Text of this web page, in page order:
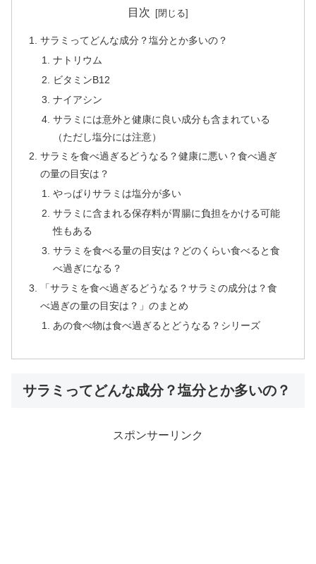
目次
サラミってどんな成分？塩分とか多いの？
ナトリウム
ビタミンB12
ナイアシン
サラミには意外と健康に良い成分も含まれている
（ただし塩分には注意）
サラミを食べ過ぎるどうなる？健康に悪い？食べ過ぎ
の量の目安は？
やっぱりサラミは塩分が多い
サラミに含まれる保存料が胃腸に負担をかける可能
性もある
サラミを食べる量の目安は？どのくらい食べると食
べ過ぎになる？
「サラミを食べ過ぎるどうなる？サラミの成分は？食
べ過ぎの量の目安は？」のまとめ
あの食べ物は食べ過ぎるとどうなる？シリーズ
サラミってどんな成分？塩分とか多いの？
スポンサーリンク